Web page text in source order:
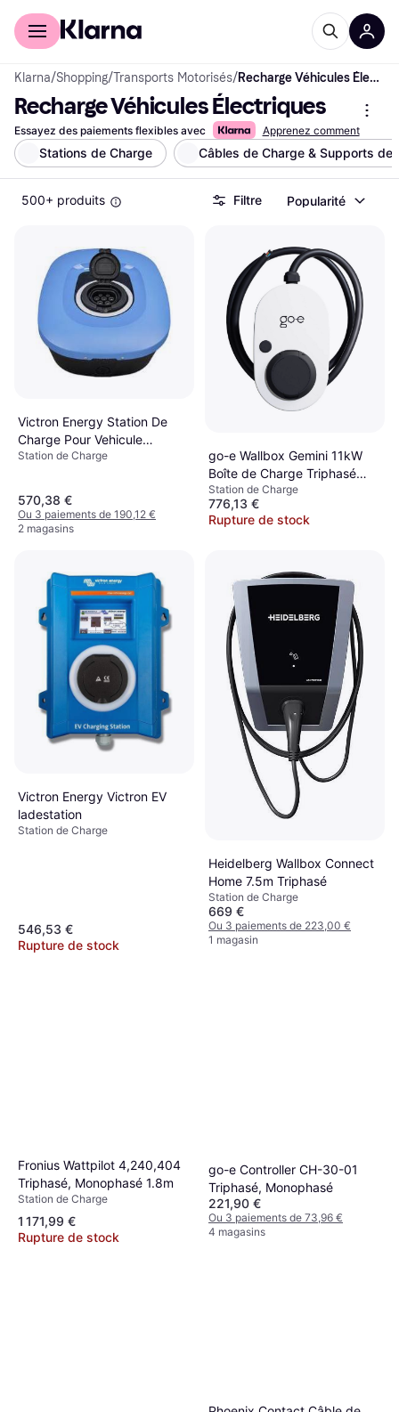
Acheter avec Klarna
Klarna/Shopping/Transports Motorisés/ Recharge Véhicules Électriques
Recharge Véhicules Électriques
Essayez des paiements flexibles avec Apprenez comment
Stations de Charge Câbles de Charge & Supports de
500+ produits Filtre Popularité
Victron Energy Station De
Charge Pour Vehicule
Electrique NS Blue Triphasé
Station de Charge
570,38 €
Ou 3 paiements de 190,12 €
2 magasins
go-e Wallbox Gemini 11kW
Boîte de Charge Triphasé
1.8m
Station de Charge
776,13 €
Rupture de stock
Victron Energy Victron EV
ladestation
Station de Charge
546,53 €
Rupture de stock
Heidelberg Wallbox Connect
Home 7.5m Triphasé
Station de Charge
669 €
Ou 3 paiements de 223,00 €
1 magasin
Fronius Wattpilot 4,240,404
Triphasé, Monophasé 1.8m
Station de Charge
1 171,99 €
Rupture de stock
go-e Controller CH-30-01
Triphasé, Monophasé
221,90 €
Ou 3 paiements de 73,96 €
4 magasins